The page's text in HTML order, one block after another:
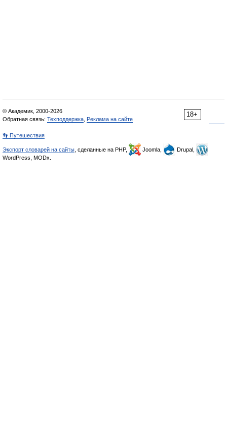
18+
© Академик, 2000-2026
Обратная связь: Техподдержка Реклама на сайте
👣 Путешествия
Экспорт словарей на сайты , сделанные на PHP, Joomla,
Drupal,
WordPress, MODx.